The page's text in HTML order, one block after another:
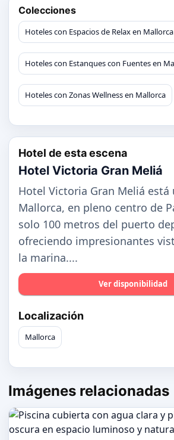
Colecciones
Hoteles con Espacios de Relax en Mallorca
Hoteles con Estanques con Fuentes en
Hoteles con Zonas Wellness en Mallorca
Hotel de esta escena
Hotel Victoria Gran Meliá
Hotel Victoria Gran Meliá está
Mallorca, en pleno centro de
solo 100 metros del puerto
ofreciendo impresionantes
la marina....
Ver disponibilidad
Localización
Mallorca
Imágenes relacionadas